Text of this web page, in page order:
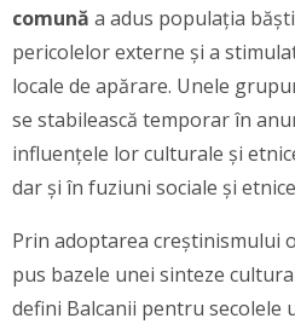
comună a adus populația
pericolelor externe și a
locale de apărare. Unele
se stabilească temporar în
influențele lor culturale și
dar și în fuziuni sociale și
Prin adoptarea creștinismului
pus bazele unei sinteze
defini Balcanii pentru secolele